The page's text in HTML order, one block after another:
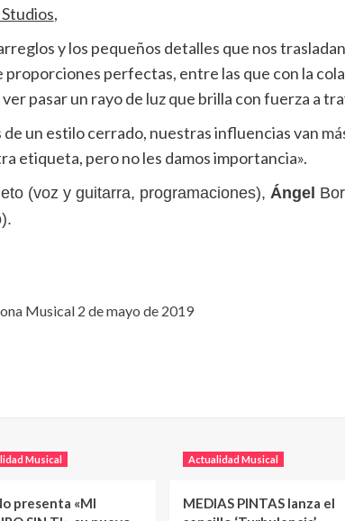
,
y los pequeños detalles que nos
proporciones perfectas, entre las que con la
pasar un rayo de luz que brilla con fuerza a
un estilo cerrado, nuestras influencias van
etiqueta, pero no les damos importancia».
(voz y guitarra, programaciones), Ángel
Musical 2 de mayo de 2019
Musical
presenta «MI
Actualidad Musical
MEDIAS PINTAS lanza el